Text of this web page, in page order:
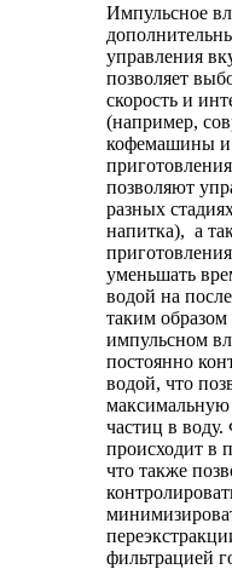
Импульсное
управления
позволяет
скорость и
(например,
кофемашины
позволяют
разных
напитка), а
уменьшать
водой на
таким
импульсном
постоянно
водой, что
максимальную
частиц в
происходит в
что также
фильтрацией